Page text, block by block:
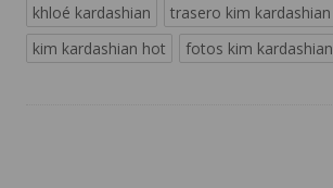
khloé kardashian
trasero kim kardashian
kim kardashian hot
fotos kim kardashian